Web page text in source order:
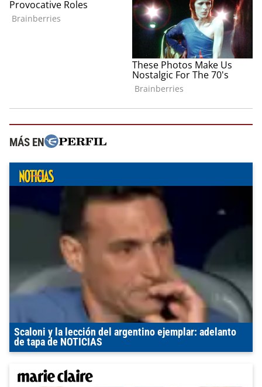
MÁS EN
Scaloni y la lección del argentino ejemplar: adelanto
de tapa de NOTICIAS